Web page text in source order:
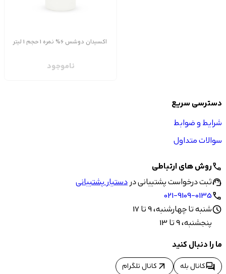
اکسیدان دوشس 6% نمره 1 حجم 1 لیتر
ناموجود
دسترسی سریع
شرایط و ضوابط
سوالات متداول
callروش های ارتباطی
support_agentثبت درخواست پشتیبانی دردستیار پشتیبانی
call
021-9109-0135
scheduleشنبه تا چهارشنبه، 9 تا 17
پنجشنبه، 9 تا 13
ما را دنبال کنید
forumکانال بله arrow_outward کانال تلگرام